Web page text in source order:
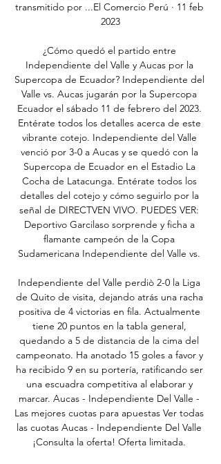
transmitido por ...El Comercio Perú · 11 feb
2023
¿Cómo quedó el partido entre
Independiente del Valle y Aucas por la
Supercopa de Ecuador? Independiente del
Valle vs. Aucas jugarán por la Supercopa
Ecuador el sábado 11 de febrero del 2023.
Entérate todos los detalles acerca de este
vibrante cotejo. Independiente del Valle
venció por 3-0 a Aucas y se quedó con la
Supercopa de Ecuador en el Estadio La
Cocha de Latacunga. Entérate todos los
detalles del cotejo y cómo seguirlo por la
señal de DIRECTVEN VIVO. PUEDES VER:
Deportivo Garcilaso sorprende y ficha a
flamante campeón de la Copa
Sudamericana Independiente del Valle vs.
Independiente del Valle perdiò 2-0 la Liga
de Quito de visita, dejando atrás una racha
positiva de 4 victorias en fila. Actualmente
tiene 20 puntos en la tabla general,
quedando a 5 de distancia de la cima del
campeonato. Ha anotado 15 goles a favor y
ha recibido 9 en su portería, ratificando ser
una escuadra competitiva al elaborar y
marcar. Aucas - Independiente Del Valle -
Las mejores cuotas para apuestas Ver todas
las cuotas Aucas - Independiente Del Valle
¡Consulta la oferta! Oferta limitada.